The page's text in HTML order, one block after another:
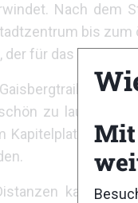
Nach dem
bis
der für das
ist von
zu laufende
Kapitelplatz. Damit
kann
Mit